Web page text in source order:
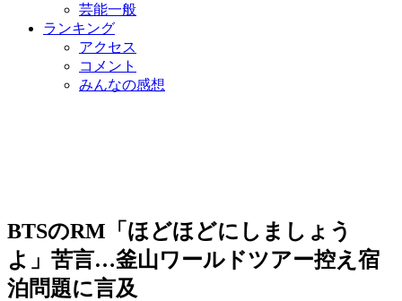
芸能一般
ランキング
アクセス
コメント
みんなの感想
BTSのRM「ほどほどにしましょう
よ」苦言…釜山ワールドツアー控え宿
泊問題に言及